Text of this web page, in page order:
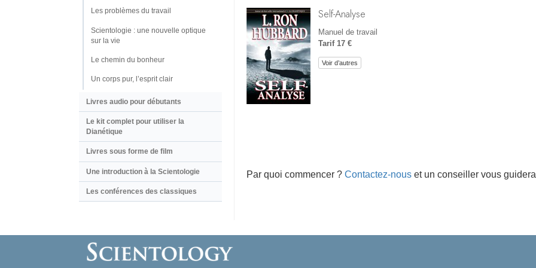
Self-Analyse
Manuel de travail
Tarif 17 €
Voir d’autres
Par quoi commencer ? Contactez-nous et un conseiller vous
Les problèmes du travail
Scientologie : une nouvelle optique
sur la vie
Le chemin du bonheur
Un corps pur, l’esprit clair
Livres audio pour débutants
Le kit complet pour utiliser la
Dianétique
Livres sous forme de film
Une introduction à la Scientologie
Les conférences des classiques